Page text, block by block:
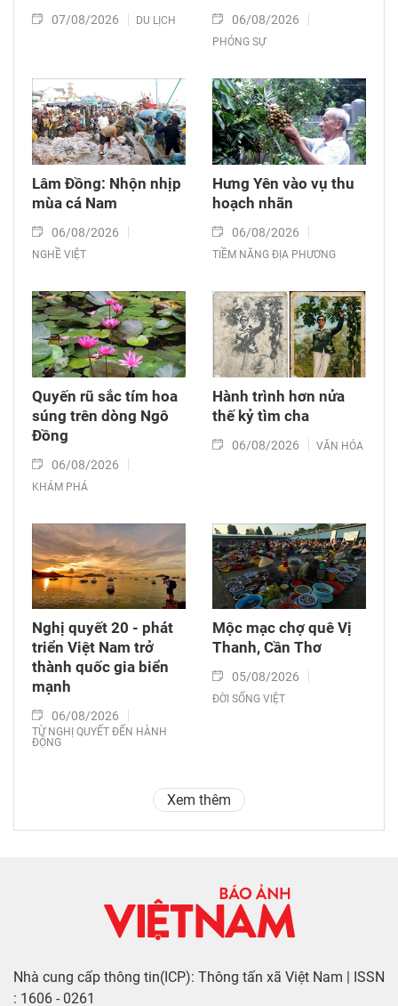
07/08/2026 DU LỊCH 06/08/2026
PHÓNG SỰ
Lâm Đồng: Nhộn nhịp
mùa cá Nam
06/08/2026
NGHỀ VIỆT
Hưng Yên vào vụ thu
hoạch nhãn
06/08/2026
TIỀM NĂNG ĐỊA PHƯƠNG
Quyến rũ sắc tím hoa
súng trên dòng Ngô
Đồng
06/08/2026
KHÁM PHÁ
Hành trình hơn nửa
thế kỷ tìm cha
06/08/2026 VĂN HÓA
Nghị quyết 20 - phát
triển Việt Nam trở
thành quốc gia biển
mạnh
06/08/2026
TỪ NGHỊ QUYẾT ĐẾN HÀNH
ĐỘNG
Mộc mạc chợ quê Vị
Thanh, Cần Thơ
05/08/2026
ĐỜI SỐNG VIỆT
Xem thêm
Nhà cung cấp thông tin(ICP): Thông tấn xã Việt Nam | ISSN
: 1606 - 0261